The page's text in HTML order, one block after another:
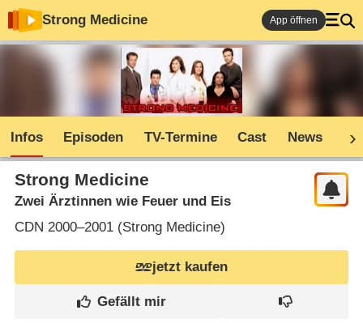
Strong Medicine App öffnen
Infos Episoden TV-Termine Cast News
Strong Medicine
Zwei Ärztinnen wie Feuer und Eis
CDN 2000–2001 (Strong Medicine)
jetzt kaufen